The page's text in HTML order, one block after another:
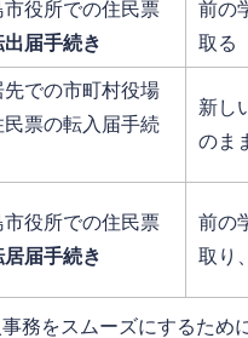
市役所での住民票
出届手続き
前の
取る
先での市町村役場
民票の転入届手続
新し
のま
市役所での住民票
居届手続き
前の
取り
務をスムーズにするため